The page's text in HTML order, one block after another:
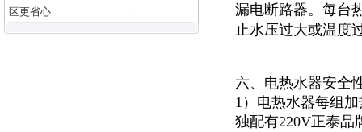
区更省心
漏电断路器。每台
止水压过大或温度
六、电热水器安全
1）电热水器每组
独配有220V正泰品